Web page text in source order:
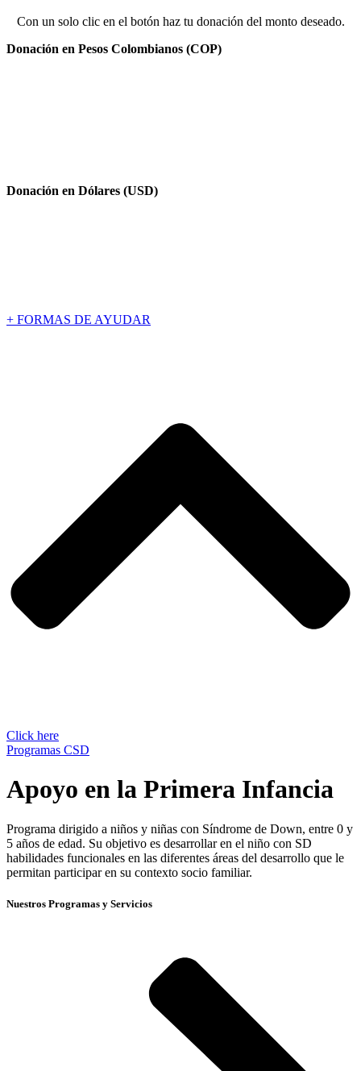
Con un solo clic en el botón haz tu donación del monto deseado.
Donación en Pesos Colombianos (COP)
Donación en Dólares (USD)
+ FORMAS DE AYUDAR
Click here
Programas CSD
Apoyo en la Primera Infancia
Programa dirigido a niños y niñas con Síndrome de Down, entre 0 y
5 años de edad. Su objetivo es desarrollar en el niño con SD
habilidades funcionales en las diferentes áreas del desarrollo que le
permitan participar en su contexto socio familiar.
Nuestros Programas y Servicios